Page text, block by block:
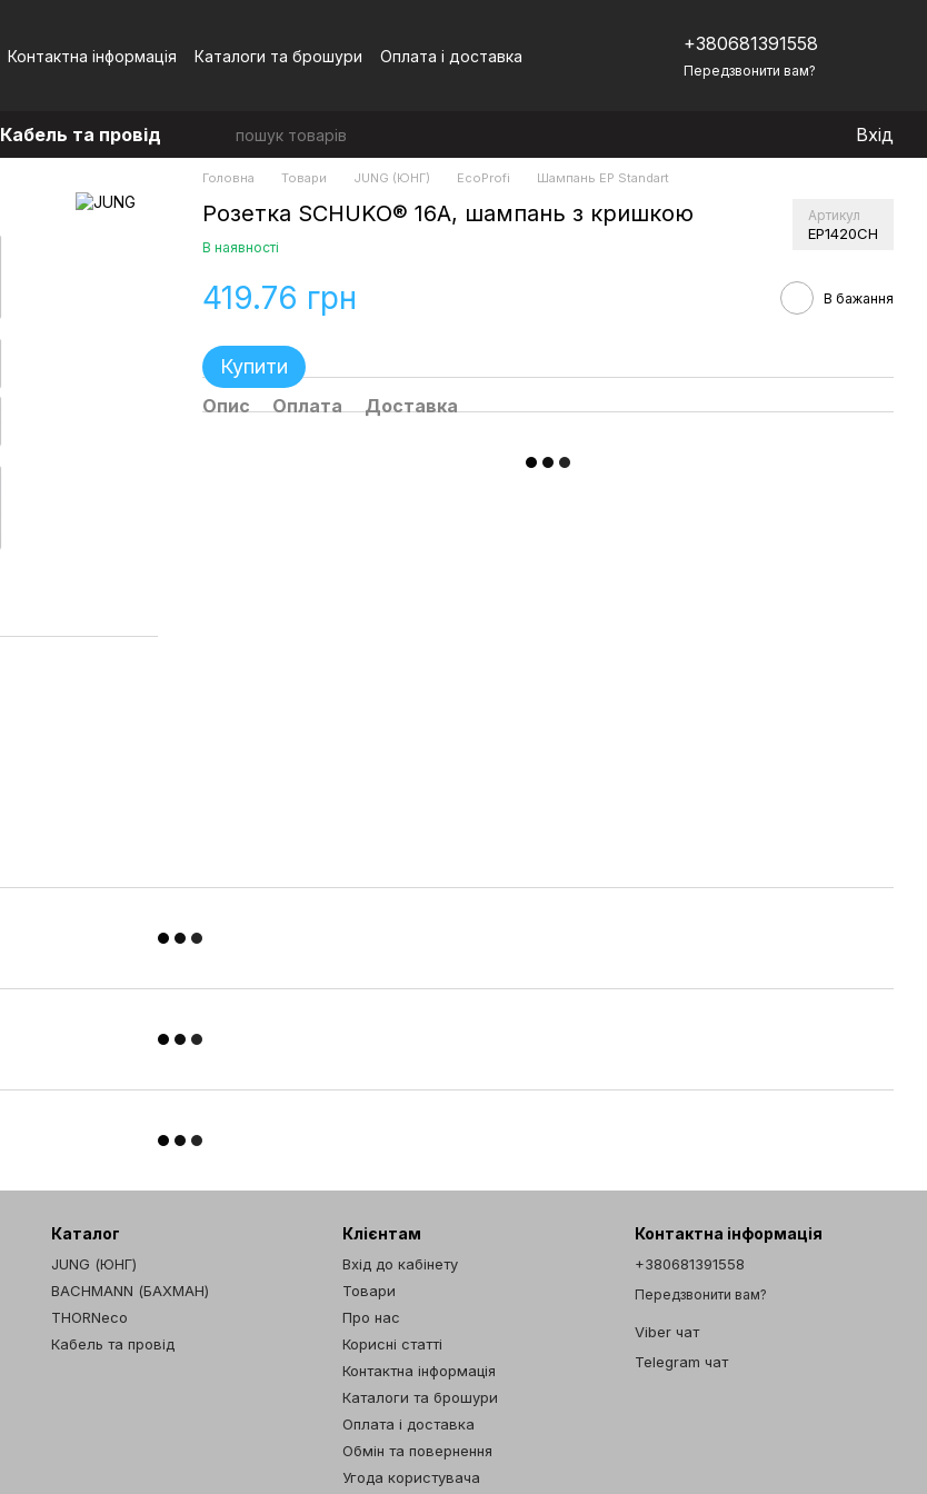
Контактна інформація Каталоги та брошури
Оплата і доставка
+380681391558
Передзвонити вам?
Кабель та провід Вхід
Головна Товари JUNG (ЮНГ) EcoProfi Шампань EP Standart
Розетка SCHUKO® 16А, шампань з кришкою Артикул
EP1420CH
В наявності
419.76 грн В бажання
Купити
Опис Оплата Доставка
Каталог
JUNG (ЮНГ)
BACHMANN (БАХМАН)
THORNeco
Кабель та провід
Клієнтам
Вхід до кабінету
Товари
Про нас
Корисні статті
Контактна інформація
Каталоги та брошури
Оплата і доставка
Обмін та повернення
Угода користувача
Контактна інформація
+380681391558
Передзвонити вам?
Viber чат
Telegram чат